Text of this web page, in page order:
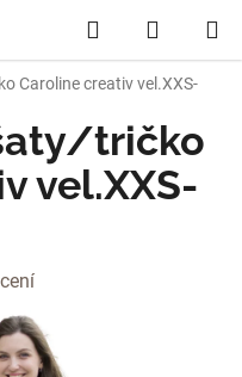
Hledat
KOŠÍK
Caroline creativ vel.XXS-
tričko
vel.XXS-